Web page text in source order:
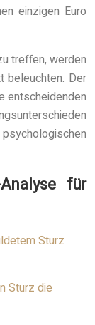
einzigen Euro
treffen, werden
beleuchten. Der
entscheidenden
für
Sturz
Sturz die